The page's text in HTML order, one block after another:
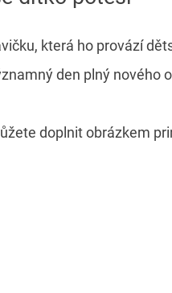
která ho provází
den plný nového
doplnit obrázkem